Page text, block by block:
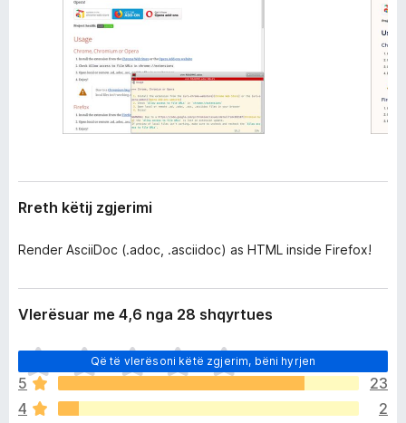
Rreth këtij zgjerimi
Render AsciiDoc (.adoc, .asciidoc) as HTML inside Firefox!
Vlerësuar me 4,6 nga 28 shqyrtues
Që të vlerësoni këtë zgjerim, bëni hyrjen
E
n
d
e
5
23
4
2